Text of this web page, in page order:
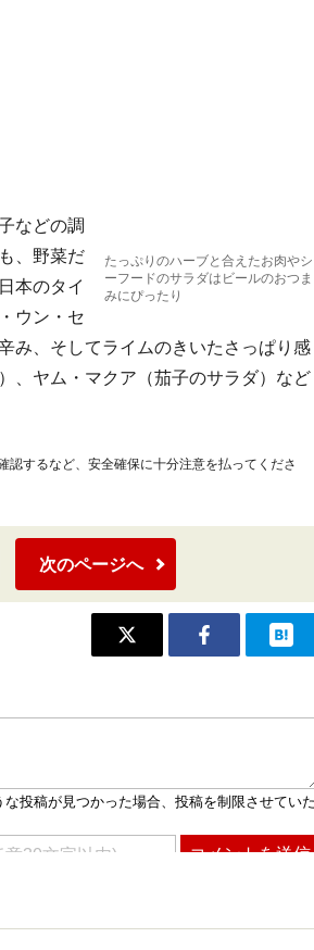
たっぷりのハーブと合えたお肉やシ
ーフードのサラダはビールのおつま
みにぴったり
などの調
、野菜だ
本のタイ
ウン・セ
み、そしてライムのきいたさっぱり感
、ヤム・マクア（茄子のサラダ）など
認するなど、安全確保に十分注意を払ってくださ
次のページへ